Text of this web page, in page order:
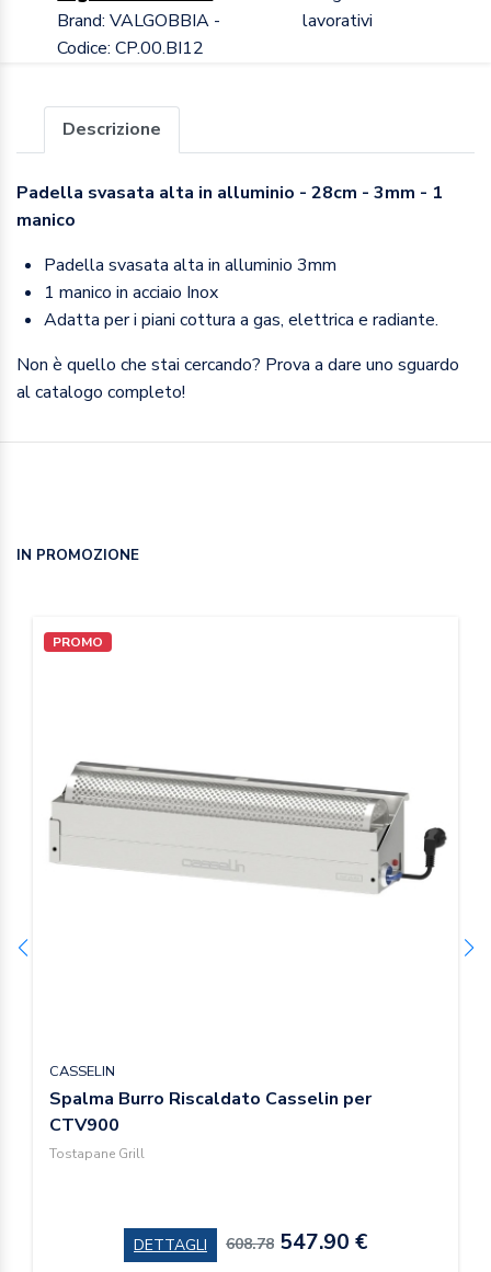
Brand: VALGOBBIA -
Codice: CP.00.BI12
lavorativi
Descrizione
Padella svasata alta in alluminio - 28cm - 3mm - 1
manico
Padella svasata alta in alluminio 3mm
1 manico in acciaio Inox
Adatta per i piani cottura a gas, elettrica e radiante.
Non è quello che stai cercando? Prova a dare uno sguardo
al catalogo completo!
IN PROMOZIONE
PROMO
CASSELIN
Spalma Burro Riscaldato Casselin per
CTV900
Tostapane Grill
DETTAGLI 608.78 547.90 €